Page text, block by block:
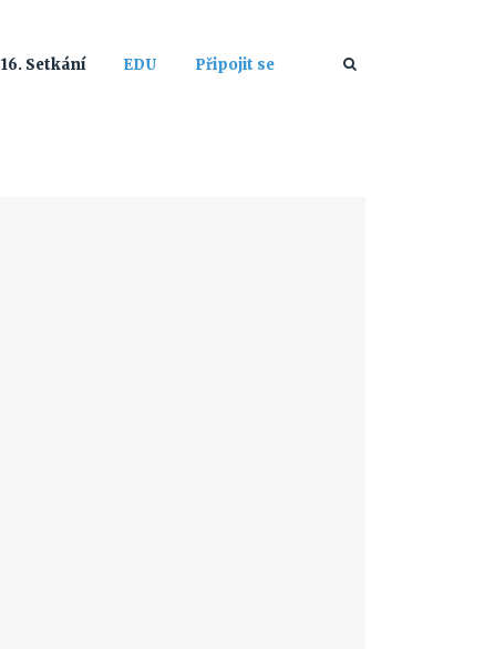
16. Setkání EDU Připojit se